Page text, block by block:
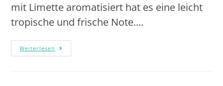
mit Limette aromatisiert hat es eine leicht
tropische und frische Note.…
Weiterlesen